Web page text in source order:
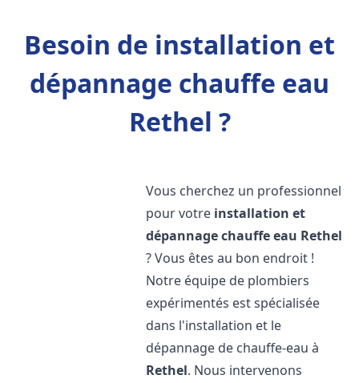
Besoin de installation et
dépannage chauffe eau
Rethel ?
Vous cherchez un professionnel
pour votre installation et
dépannage chauffe eau Rethel
? Vous êtes au bon endroit !
Notre équipe de plombiers
expérimentés est spécialisée
dans l'installation et le
dépannage de chauffe-eau à
Rethel. Nous intervenons